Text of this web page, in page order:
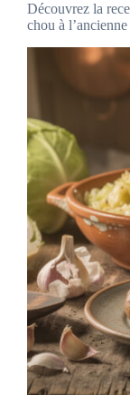
Découvrez la
chou à l’ancienne